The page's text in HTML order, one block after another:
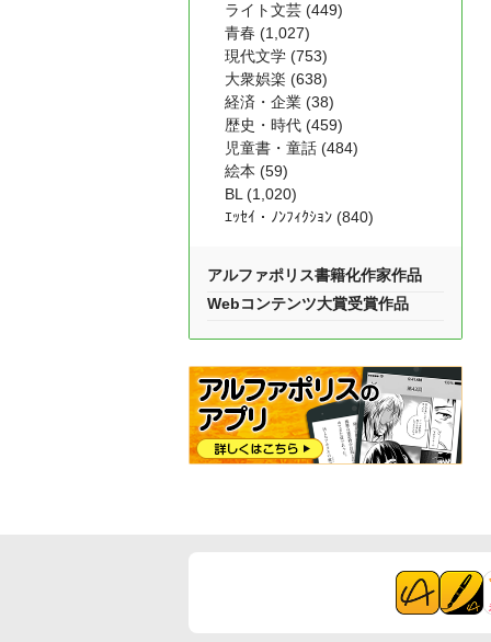
ライト文芸 (449)
青春 (1,027)
現代文学 (753)
大衆娯楽 (638)
経済・企業 (38)
歴史・時代 (459)
児童書・童話 (484)
絵本 (59)
BL (1,020)
ｴｯｾｲ・ﾉﾝﾌｨｸｼｮﾝ (840)
アルファポリス書籍化作家作品
Webコンテンツ大賞受賞作品